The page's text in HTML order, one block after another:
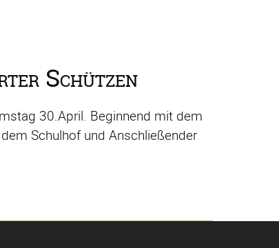
Schützen
30.April. Beginnend mit dem
Schulhof und Anschließender